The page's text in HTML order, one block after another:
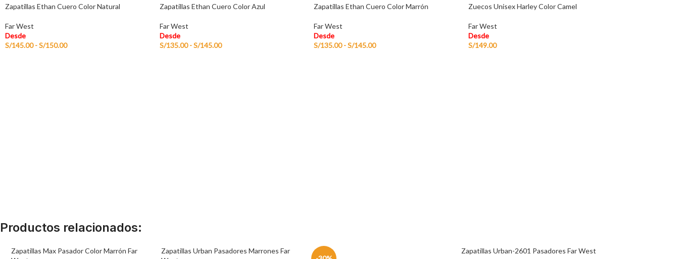
Zapatillas Ethan Cuero Color Natural
Far West
Desde
S/145.00 -S/150.00
Zapatillas Ethan Cuero Color Azul
Far West
Desde
S/135.00 - S/145.00
Zapatillas Ethan Cuero Color Marrón
Far West
Desde
S/135.00 -S/145.00
Zuecos Unisex Harley Color Camel
Far West
Desde
S/149.00
Productos relacionados:
Zapatillas Max Pasador Color Marrón Far
Zapatillas Urban Pasadores Marrones Far
Zapatillas Urban-2601 Pasadores Far West